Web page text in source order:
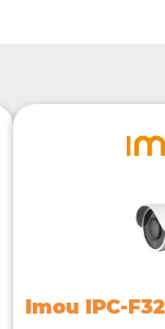
Imou IPC-